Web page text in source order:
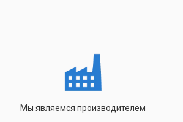
Мы являемся производителем